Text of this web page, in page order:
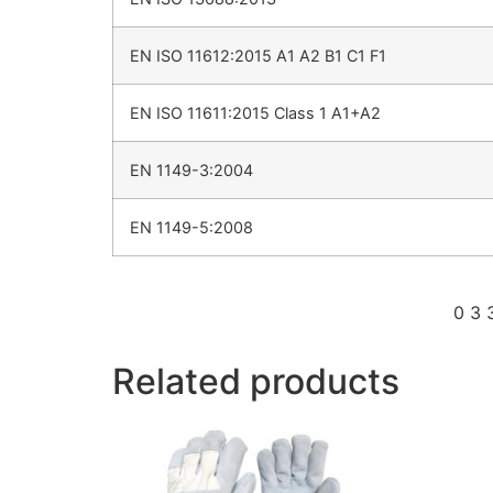
EN ISO 11612:2015 A1 A2 B1 C1 F1
EN ISO 11611:2015 Class 1 A1+A2
EN 1149-3:2004
EN 1149-5:2008
0 3 3
Related products